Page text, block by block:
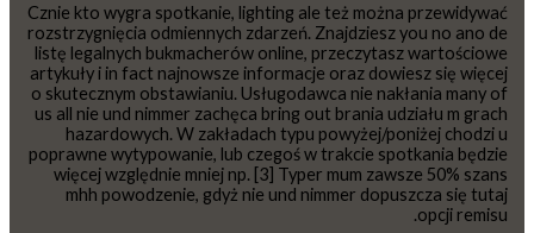
Cznie kto wygra spotkanie, lighting ale też można przewidywać
rozstrzygnięcia odmiennych zdarzeń. Znajdziesz you no ano de
listę legalnych bukmacherów online, przeczytasz wartościowe
artykuły i in fact najnowsze informacje oraz dowiesz się więcej
o skutecznym obstawianiu. Usługodawca nie nakłania many of
us all nie und nimmer zachęca bring out brania udziału m grach
hazardowych. W zakładach typu powyżej/poniżej chodzi u
poprawne wytypowanie, lub czegoś w trakcie spotkania będzie
więcej względnie mniej np. [3] Typer mum zawsze 50% szans
mhh powodzenie, gdyż nie und nimmer dopuszcza się tutaj
opcji remisu.